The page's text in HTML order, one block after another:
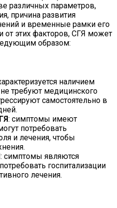
различных параметров,
причина развития
и временные рамки его
от этих факторов, СГЯ может
образом:
наличием
требуют медицинского
самостоятельно в
: симптомы имеют
потребовать
и лечения, чтобы
: симптомы являются
госпитализации
лечения.